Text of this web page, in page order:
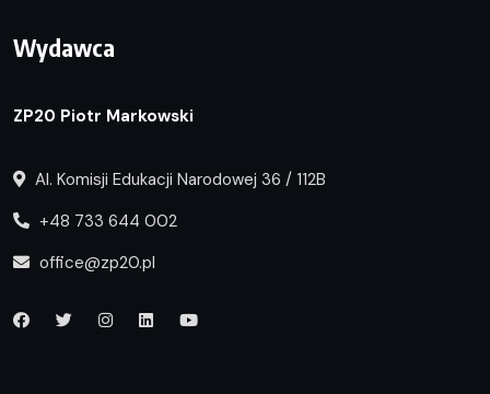
Wydawca
ZP20 Piotr Markowski
Al. Komisji Edukacji Narodowej 36 / 112B
+48 733 644 002
office@zp20.pl